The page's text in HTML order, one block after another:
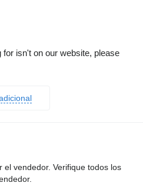
isn't on our website, please
el vendedor. Verifique todos los